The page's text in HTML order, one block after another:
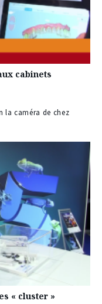
cabinets
la caméra de chez
« cluster »